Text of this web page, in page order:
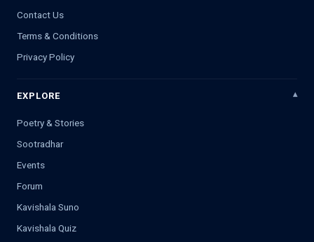
Contact Us
Terms & Conditions
Privacy Policy
EXPLORE
Poetry & Stories
Sootradhar
Events
Forum
Kavishala Suno
Kavishala Quiz